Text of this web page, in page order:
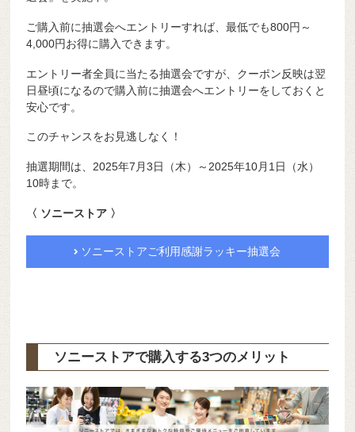
ご購入前に抽選会へエントリーすれば、最低でも800円～
4,000円お得に購入できます。
エントリー者全員に当たる抽選会ですが、クーポン反映は翌
日昼頃になるので購入前に抽選会へエントリーをしておくと
安心です。
このチャンスをお見逃しなく！
抽選期間は、2025年7月3日（木）～2025年10月1日（水）
10時まで。
〈 ソニーストア 〉
ソニーストアご利用感謝ラッキー抽選会
ソニーストアで購入する3つのメリット